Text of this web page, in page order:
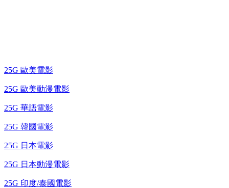
25G 歐美電影
25G 歐美動漫電影
25G 華語電影
25G 韓國電影
25G 日本電影
25G 日本動漫電影
25G 印度/泰國電影